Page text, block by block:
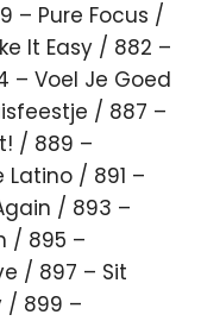
– Pure Focus /
It Easy / 882 –
– Voel Je Goed
/ 887 –
/ 889 –
Latino / 891 –
/ 893 –
/ 895 –
/ 897 – Sit
/ 899 –